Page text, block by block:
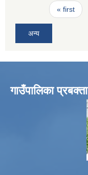
Pages« first
अन्य
गाउँपालिका प्रबक्ता